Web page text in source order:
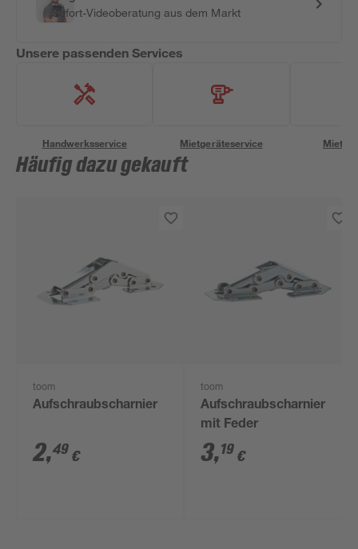
Sofort-Videoberatung aus dem Markt
Unsere passenden Services
Handwerksservice Mietgeräteservice
Häufig dazu gekauft
toom
Aufschraubscharnier
2,49 €
toom
Aufschraubscharnier
mit Feder
3,19 €